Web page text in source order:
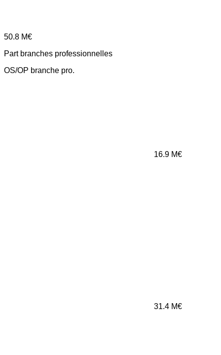
50.8 M€
Part branches professionnelles
OS/OP branche pro.
16.9 M€
31.4 M€